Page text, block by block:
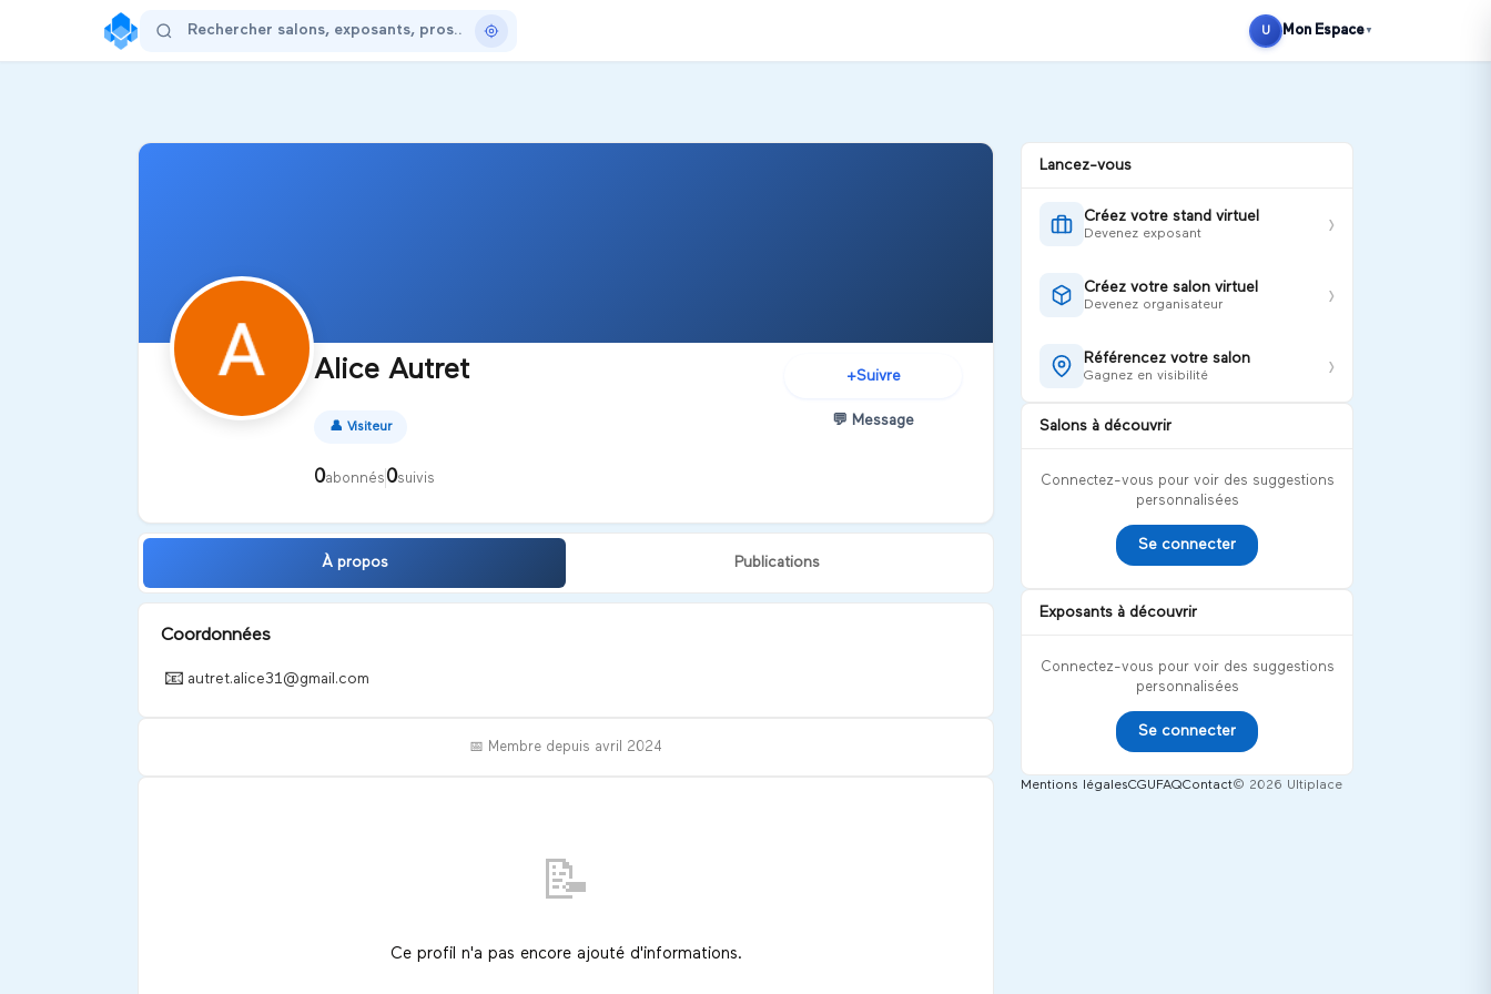
S'inscrire
U Mon Espace ▼
Alice Autret
👤 Visiteur
0abonnés 0suivis
+Suivre
💬 Message
À propos Publications
Coordonnées
📧 autret.alice31@gmail.com
📅 Membre depuis avril 2024
📝
Ce profil n'a pas encore ajouté d'informations.
Lancez-vous
Créez votre stand virtuel
Devenez exposant ›
Créez votre salon virtuel
Devenez organisateur ›
Référencez votre salon
Gagnez en visibilité ›
Salons à découvrir
Connectez-vous pour voir des suggestions
personnalisées
Se connecter
Exposants à découvrir
Connectez-vous pour voir des suggestions
personnalisées
Se connecter
Mentions légalesCGU FAQContact© 2026 Ultiplace